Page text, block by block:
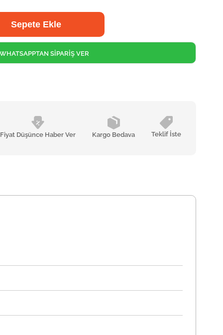
Fiyat Düşünce Haber Ver Kargo Bedava Teklif İste
WHATSAPPTAN SİPARİŞ VER